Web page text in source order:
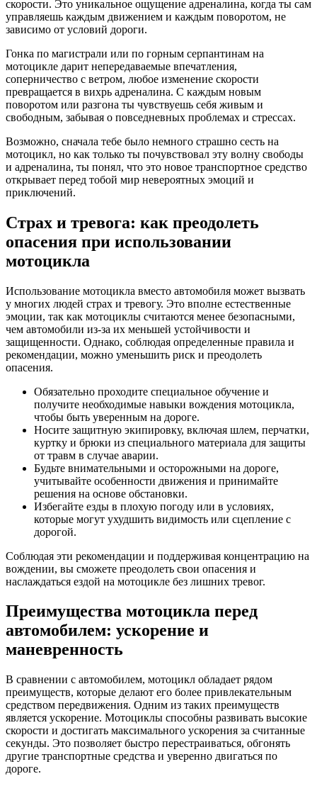
скорости. Это уникальное ощущение адреналина, когда ты сам
управляешь каждым движением и каждым поворотом, не
зависимо от условий дороги.
Гонка по магистрали или по горным серпантинам на
мотоцикле дарит непередаваемые впечатления,
соперничество с ветром, любое изменение скорости
превращается в вихрь адреналина. С каждым новым
поворотом или разгона ты чувствуешь себя живым и
свободным, забывая о повседневных проблемах и стрессах.
Возможно, сначала тебе было немного страшно сесть на
мотоцикл, но как только ты почувствовал эту волну свободы
и адреналина, ты понял, что это новое транспортное средство
открывает перед тобой мир невероятных эмоций и
приключений.
Страх и тревога: как преодолеть
опасения при использовании
мотоцикла
Использование мотоцикла вместо автомобиля может вызвать
у многих людей страх и тревогу. Это вполне естественные
эмоции, так как мотоциклы считаются менее безопасными,
чем автомобили из-за их меньшей устойчивости и
защищенности. Однако, соблюдая определенные правила и
рекомендации, можно уменьшить риск и преодолеть
опасения.
Обязательно проходите специальное обучение и
получите необходимые навыки вождения мотоцикла,
чтобы быть уверенным на дороге.
Носите защитную экипировку, включая шлем, перчатки,
куртку и брюки из специального материала для защиты
от травм в случае аварии.
Будьте внимательными и осторожными на дороге,
учитывайте особенности движения и принимайте
решения на основе обстановки.
Избегайте езды в плохую погоду или в условиях,
которые могут ухудшить видимость или сцепление с
дорогой.
Соблюдая эти рекомендации и поддерживая концентрацию на
вождении, вы сможете преодолеть свои опасения и
наслаждаться ездой на мотоцикле без лишних тревог.
Преимущества мотоцикла перед
автомобилем: ускорение и
маневренность
В сравнении с автомобилем, мотоцикл обладает рядом
преимуществ, которые делают его более привлекательным
средством передвижения. Одним из таких преимуществ
является ускорение. Мотоциклы способны развивать высокие
скорости и достигать максимального ускорения за считанные
секунды. Это позволяет быстро перестраиваться, обгонять
другие транспортные средства и уверенно двигаться по
дороге.